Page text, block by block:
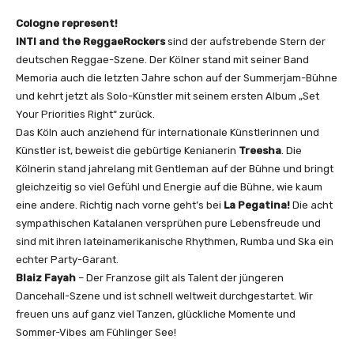
s
t
v
l
2
0
2
I
C
I
A
Cologne represent!
INTI and the ReggaeRockerssind der aufstrebende Stern der
deutschen Reggae-Szene. Der Kölner stand mit seiner Band
Memoria auch die letzten Jahre schon auf der Summerjam-Bühne
und kehrt jetzt als Solo-Künstler mit seinem ersten Album „Set
Your Priorities Right“ zurück.
Das Köln auch anziehend für internationale Künstlerinnen und
Künstler ist, beweist die gebürtige Kenianerin Treesha . Die
Kölnerin stand jahrelang mit Gentleman auf der Bühne und bringt
gleichzeitig so viel Gefühl und Energie auf die Bühne, wie kaum
eine andere. Richtig nach vorne geht’s bei La Pegatina! Die acht
sympathischen Katalanen versprühen pure Lebensfreude und
sind mit ihren lateinamerikanische Rhythmen, Rumba und Ska ein
echter Party-Garant.
Blaiz Fayah – Der Franzose gilt als Talent der jüngeren
Dancehall-Szene und ist schnell weltweit durchgestartet. Wir
freuen uns auf ganz viel Tanzen, glückliche Momente und
Sommer-Vibes am Fühlinger See!